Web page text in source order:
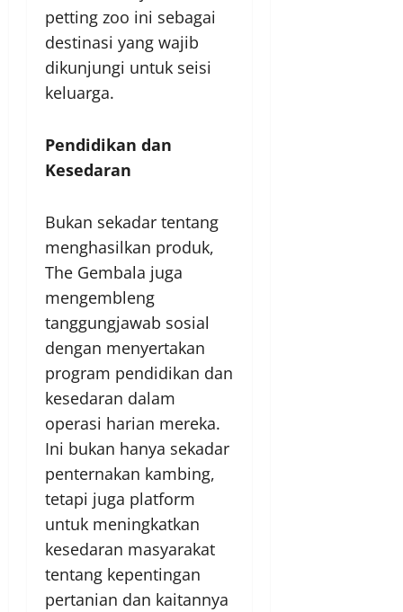
petting zoo ini sebagai
destinasi yang wajib
dikunjungi untuk seisi
keluarga.
Pendidikan dan
Kesedaran
Bukan sekadar tentang
menghasilkan produk,
The Gembala juga
mengembleng
tanggungjawab sosial
dengan menyertakan
program pendidikan dan
kesedaran dalam
operasi harian mereka.
Ini bukan hanya sekadar
penternakan kambing,
tetapi juga platform
untuk meningkatkan
kesedaran masyarakat
tentang kepentingan
pertanian dan kaitannya